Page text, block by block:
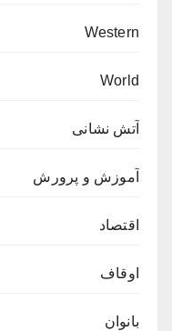
Western
World
آتش نشانی
آموزش و پرورش
اقتصاد
اوقاف
بانوان